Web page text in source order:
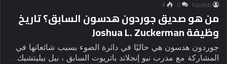
haideb
0
4
من هو صديق جوردون هدسون السابق؟ تاريخ
وظيفة Joshua L. Zuckerman
جوردون هدسون هي حاليًا في دائرة الضوء بسبب شائعاتها في
المشاركة مع مدرب نيو إنجلاند باتريوت السابق ، بيل بيليتشيك.…